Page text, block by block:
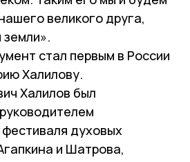
великого друга,
земли».
стал первым в России
Халилову.
Халилов был
духовых
и Шатрова,